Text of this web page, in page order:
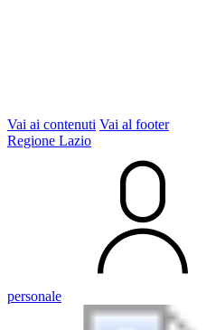
Vai ai contenuti Vai al footer
Regione Lazio
personale